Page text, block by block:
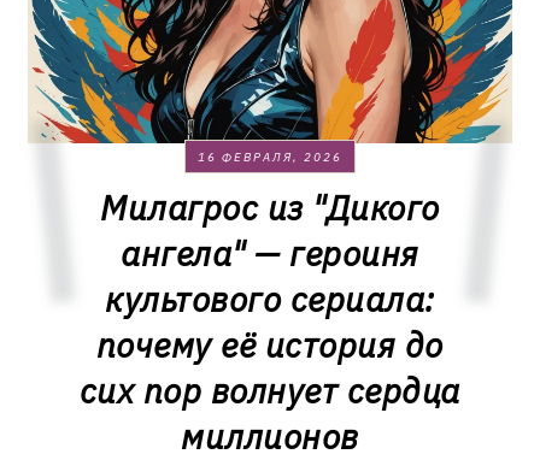
16 ФЕВРАЛЯ, 2026
Милагрос из "Дикого
ангела" — героиня
культового сериала:
почему её история до
сих пор волнует сердца
миллионов